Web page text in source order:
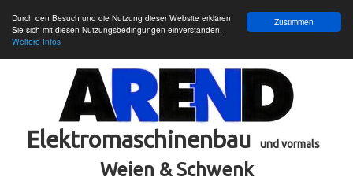
Zustimmen
Durch den Besuch und die Nutzung dieser Website erklären
Sie sich mit diesen Nutzungsbedingungen einverstanden.
Weitere Infos
Elektromaschinenbau und vormals
Weien & Schwenk